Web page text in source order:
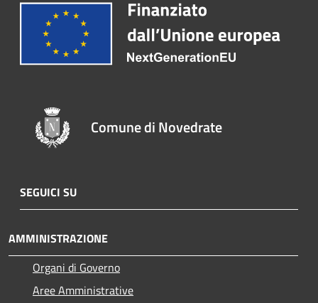
Comune di Novedrate
SEGUICI SU
AMMINISTRAZIONE
Organi di Governo
Aree Amministrative